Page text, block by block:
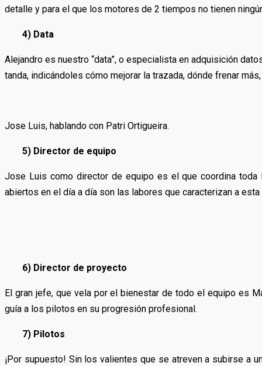
detalle y para el que los motores de 2 tiempos no tienen
4) Data
Alejandro es nuestro “data”, o especialista en adquisición
tanda, indicándoles cómo mejorar la trazada, dónde frenar
Jose Luis, hablando con Patri Ortigueira.
5) Director de equipo
Jose Luis como director de equipo es el que coordina
abiertos en el día a día son las labores que caracterizan a esta
6) Director de proyecto
El gran jefe, que vela por el bienestar de todo el equipo es
guía a los pilotos en su progresión profesional.
7) Pilotos
¡Por supuesto! Sin los valientes que se atreven a subirse a